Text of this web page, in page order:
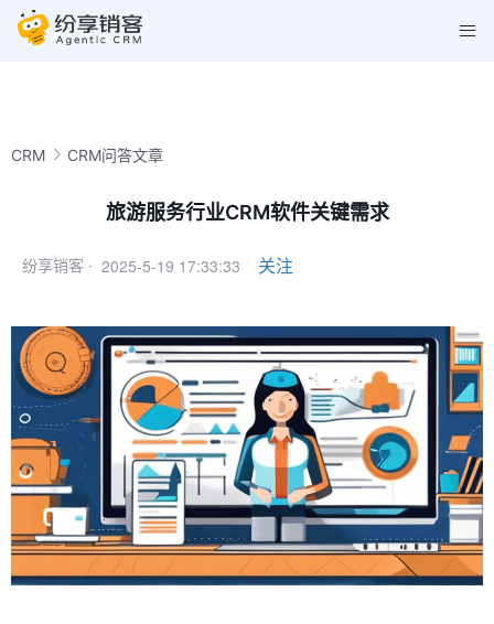
CRM CRM问答文章
旅游服务行业CRM软件关键需求
纷享销客 · 2025-5-19 17:33:33 关注